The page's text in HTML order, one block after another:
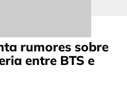
rumores sobre
entre BTS e